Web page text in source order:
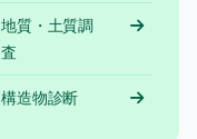
地質・土質調
査
構造物診断